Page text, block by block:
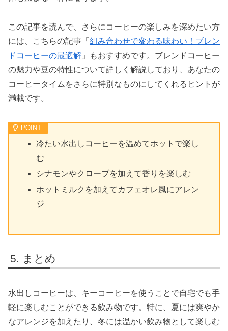
この記事を読んで、さらにコーヒーの楽しみを深めたい方
には、こちらの記事「 組み合わせで変わる味わい！ブレン
ドコーヒーの最適解 」もおすすめです。ブレンドコーヒー
の魅力や豆の特性について詳しく解説しており、あなたの
コーヒータイムをさらに特別なものにしてくれるヒントが
満載です。
冷たい水出しコーヒーを温めてホットで楽し
む
シナモンやクローブを加えて香りを楽しむ
ホットミルクを加えてカフェオレ風にアレン
ジ
まとめ
水出しコーヒーは、キーコーヒーを使うことで自宅でも手
軽に楽しむことができる飲み物です。特に、夏には爽やか
なアレンジを加えたり、冬には温かい飲み物として楽しむ